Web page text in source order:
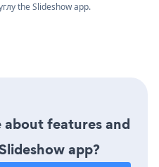
the Slideshow app.
features and
app?